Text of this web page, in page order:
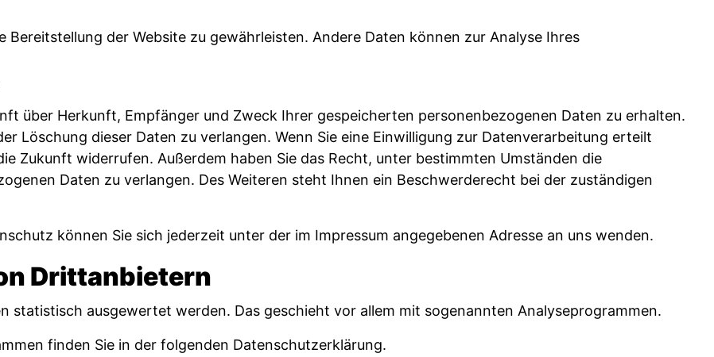
der Website zu gewährleisten. Andere Daten können zur Analyse Ihres
über Herkunft, Empfänger und Zweck Ihrer gespeicherten personenbezogenen Daten zu erhalten.
Löschung dieser Daten zu verlangen. Wenn Sie eine Einwilligung zur Datenverarbeitung erteilt
Zukunft widerrufen. Außerdem haben Sie das Recht, unter bestimmten Umständen die
Daten zu verlangen. Des Weiteren steht Ihnen ein Beschwerderecht bei der zuständigen
können Sie sich jederzeit unter der im Impressum angegebenen Adresse an uns wenden.
Dritt­anbietern
statistisch ausgewertet werden. Das geschieht vor allem mit sogenannten Analyseprogrammen.
finden Sie in der folgenden Datenschutzerklärung.